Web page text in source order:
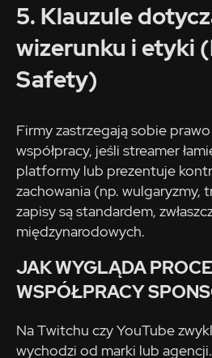
5. Klauzule
wizerunku i etyki
Safety)
Firmy zastrzegają sobie
współpracy, jeśli streamer
platformy lub prezentuje
zachowania (np. wulgaryzmy,
zapisy są standardem,
międzynarodowych.
JAK WYGLĄDA
WSPÓŁPRACY
Na Twitchu czy YouTube
wychodzi od marki lub